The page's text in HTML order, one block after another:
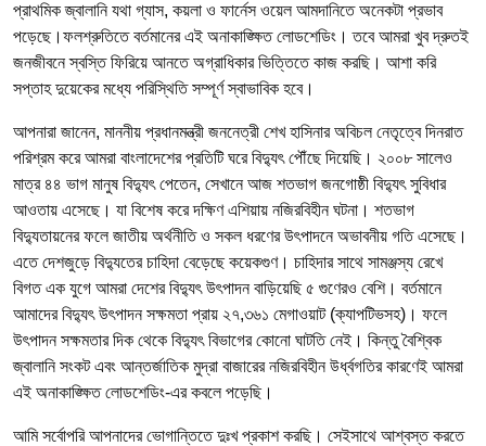
প্রাথমিক জ্বালানি যথা গ্যাস, কয়লা ও ফার্নেস ওয়েল আমদানিতে অনেকটা প্রভাব
পড়েছে।ফলশ্রুতিতে বর্তমানের এই অনাকাঙ্ক্ষিত লোডশেডিং। তবে আমরা খুব দ্রুতই
জনজীবনে স্বস্তি ফিরিয়ে আনতে অগ্রাধিকার ভিত্তিতে কাজ করছি। আশা করি
সপ্তাহ দুয়েকের মধ্যে পরিস্থিতি সম্পূর্ণ স্বাভাবিক হবে।
আপনারা জানেন, মাননীয় প্রধানমন্ত্রী জননেত্রী শেখ হাসিনার অবিচল নেতৃত্বে দিনরাত
পরিশ্রম করে আমরা বাংলাদেশের প্রতিটি ঘরে বিদ্যুৎ পৌঁছে দিয়েছি। ২০০৮ সালেও
মাত্র ৪৪ ভাগ মানুষ বিদ্যুৎ পেতেন, সেখানে আজ শতভাগ জনগোষ্ঠী বিদ্যুৎ সুবিধার
আওতায় এসেছে। যা বিশেষ করে দক্ষিণ এশিয়ায় নজিরবিহীন ঘটনা। শতভাগ
বিদ্যুতায়নের ফলে জাতীয় অর্থনীতি ও সকল ধরণের উৎপাদনে অভাবনীয় গতি এসেছে।
এতে দেশজুড়ে বিদ্যুতের চাহিদা বেড়েছে কয়েকগুণ। চাহিদার সাথে সামঞ্জস্য রেখে
বিগত এক যুগে আমরা দেশের বিদ্যুৎ উৎপাদন বাড়িয়েছি ৫ গুণেরও বেশি। বর্তমানে
আমাদের বিদ্যুৎ উৎপাদন সক্ষমতা প্রায় ২৭,৩৬১ মেগাওয়াট (ক্যাপটিভসহ)। ফলে
উৎপাদন সক্ষমতার দিক থেকে বিদ্যুৎ বিভাগের কোনো ঘাটতি নেই। কিন্তু বৈশ্বিক
জ্বালানি সংকট এবং আন্তর্জাতিক মুদ্রা বাজারের নজিরবিহীন উর্ধ্বগতির কারণেই আমরা
এই অনাকাঙ্ক্ষিত লোডশেডিং-এর কবলে পড়েছি।
আমি সর্বোপরি আপনাদের ভোগান্তিতে দুঃখ প্রকাশ করছি। সেইসাথে আশ্বস্ত করতে